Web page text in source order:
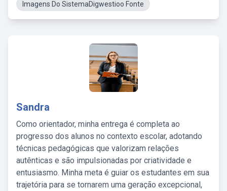
Imagens Do SistemaDigwestioo Fonte
Sandra
Como orientador, minha entrega é completa ao
progresso dos alunos no contexto escolar, adotando
técnicas pedagógicas que valorizam relações
autênticas e são impulsionadas por criatividade e
entusiasmo. Minha meta é guiar os estudantes em sua
trajetória para se tornarem uma geração excepcional,